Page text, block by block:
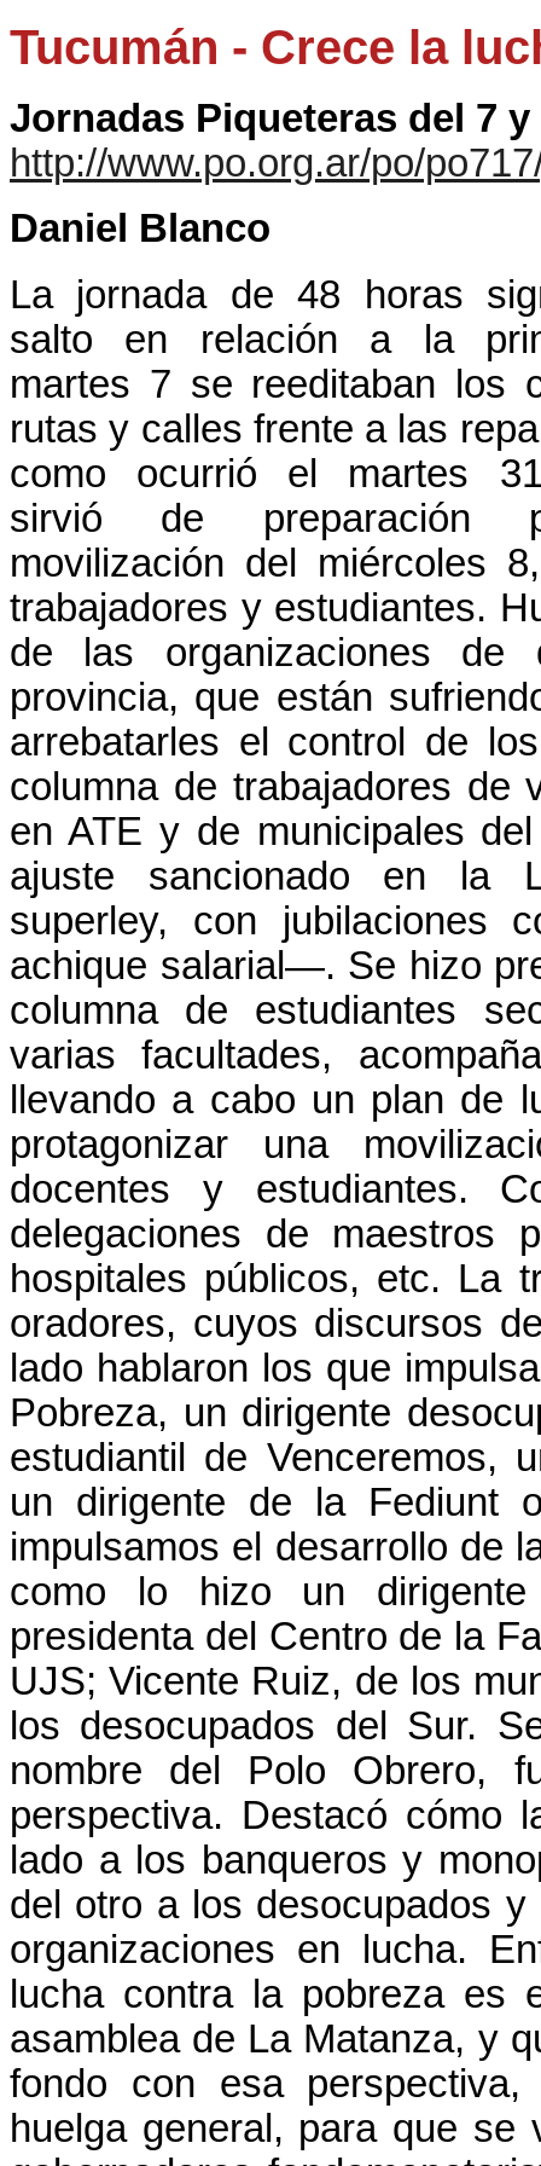
Tucumán - Crece la
Jornadas Piqueteras del 7 y
http://www.po.org.ar/po/
Daniel Blanco
La jornada de 48 horas
salto en relación a la
martes 7 se reeditaban los
rutas y calles frente a las
como ocurrió el martes
sirvió de preparación
movilización del miércoles
trabajadores y estudiantes.
de las organizaciones
provincia, que están
arrebatarles el control de
columna de trabajadores de
en ATE y de municipales
ajuste sancionado en la
superley, con jubilaciones
achique salarial—. Se hizo
columna de estudiantes
varias facultades,
llevando a cabo un plan de
protagonizar una
docentes y estudiantes.
delegaciones de maestros
hospitales públicos, etc. La
oradores, cuyos discursos
lado hablaron los que
Pobreza, un dirigente
estudiantil de Venceremos,
un dirigente de la Fediunt
impulsamos el desarrollo de
como lo hizo un
presidenta del Centro de la
UJS; Vicente Ruiz, de los
los desocupados del Sur.
nombre del Polo Obrero,
perspectiva. Destacó cómo
lado a los banqueros y
del otro a los desocupados
organizaciones en lucha.
lucha contra la pobreza
asamblea de La Matanza, y
fondo con esa
huelga general, para que